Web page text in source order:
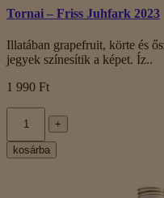
Tornai – Friss Juhfark 2023
Illatában grapefruit, körte és
jegyek színesítik a képet. Íz..
1 990 Ft
+
kosárba